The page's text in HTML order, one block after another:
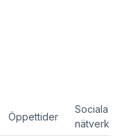
Öppettider
Sociala
nätverk